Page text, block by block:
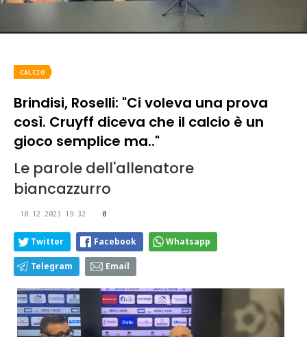
CALCIO
Brindisi, Roselli: "Ci voleva una prova
così. Cruyff diceva che il calcio è un
gioco semplice ma.."
Le parole dell'allenatore
biancazzurro
10.12.2023 19:32 0
Twitter Facebook Whatsapp
Telegram Email